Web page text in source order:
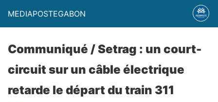
MEDIAPOSTEGABON
Communiqué / Setrag : un court-
circuit sur un câble électrique
retarde le départ du train 311